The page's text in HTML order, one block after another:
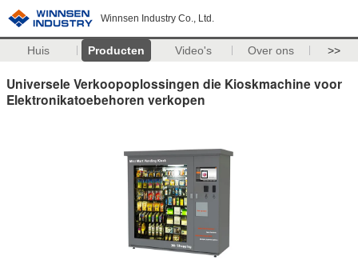
Winnsen Industry Co., Ltd.
Huis Producten Video's Over ons >>
Universele Verkoopoplossingen die Kioskmachine voor
Elektronikatoebehoren verkopen